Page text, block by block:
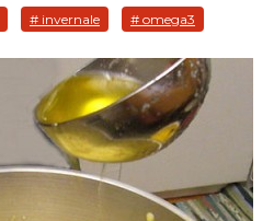
# invernale # omega3